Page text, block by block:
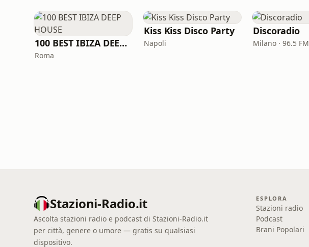
100 BEST IBIZA DEEP HOUSE
Roma
Kiss Kiss Disco Party
Napoli
Discoradio
Milano · 96.5 FM
Stazioni-Radio.it
Ascolta stazioni radio e podcast di Stazioni-Radio.it
per città, genere o umore — gratis su qualsiasi
dispositivo.
ESPLORA
Stazioni radio
Podcast
Brani Popolari